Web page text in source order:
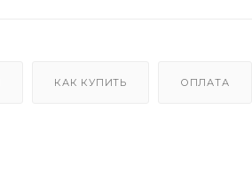
КАК КУПИТЬ ОПЛАТА